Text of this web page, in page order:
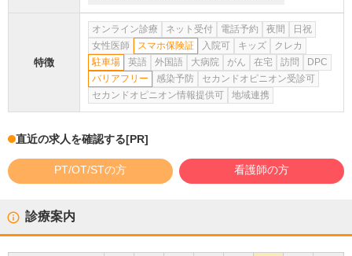
特徴
オンライン診療 ネット受付 電話予約 夜間
日祝
女性医師
スマホ保険証 入院可 キッズ
クレカ
駐車場
英語 外国語 大病院 がん 在宅 訪問
DPC
バリアフリー
感染予防
セカンドオピニオン受診可
セカンドオピニオン情報提供可
地域連携
直近の求人を確認する[PR]
PT/OT/STの方 看護師の方
診療案内